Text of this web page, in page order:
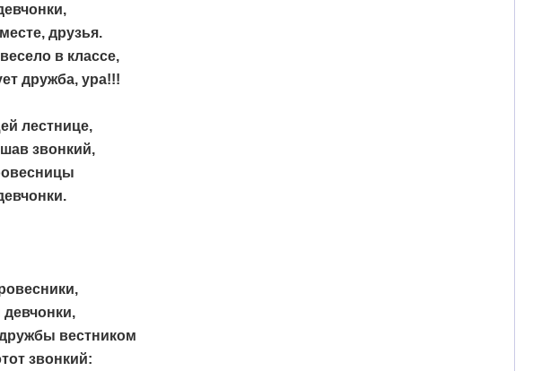
друзья.
в классе,
дружба, ура!!!
лестнице,
звонкий,
вестником
звонкий: